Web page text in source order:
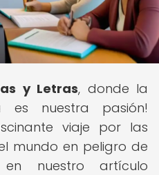
y Letras, donde la
es nuestra pasión!
viaje por las
mundo en peligro de
en nuestro artículo